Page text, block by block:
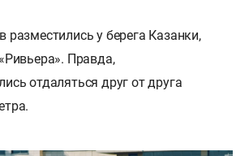
разместились у берега Казанки,
Правда,
отдаляться друг от друга